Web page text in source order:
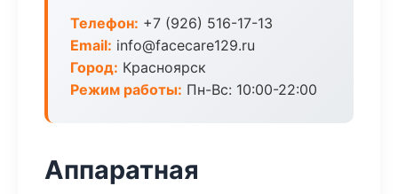
Телефон: +7 (926) 516-17-13
Email: info@facecare129.ru
Город: Красноярск
Режим работы: Пн-Вс: 10:00-22:00
Аппаратная